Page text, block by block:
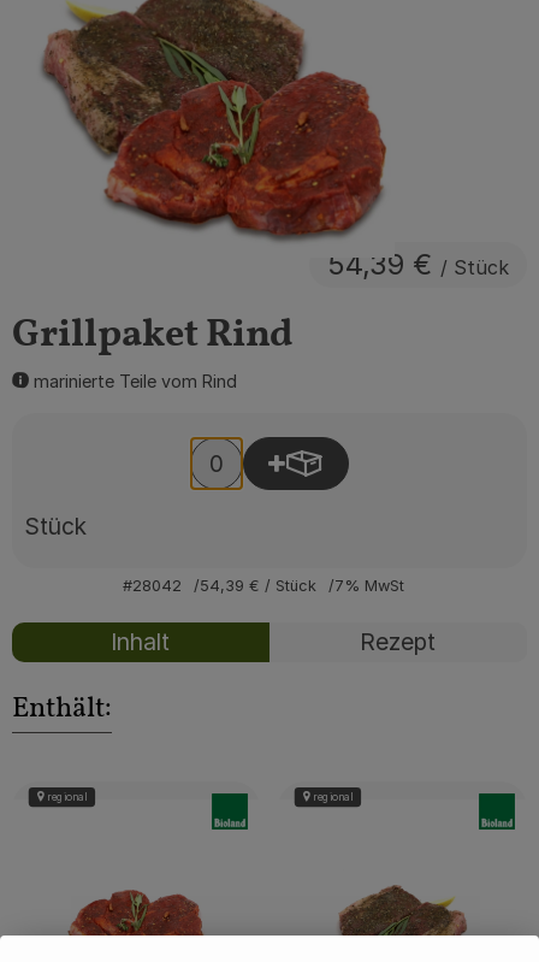
Obst & Gemüse
Getränke
Vorratskammer
Frühstück
Der Betrieb
Brodowin besuchen
Community
Grillpaket Rind
marinierte Teile vom Rind
54,39 € / Stück
Anzahl Produkt zum Warenkorb
Stück
#28042 54,39 € / Stück 7% MwSt
Inhalt Rezept
Enthält:
regional regional